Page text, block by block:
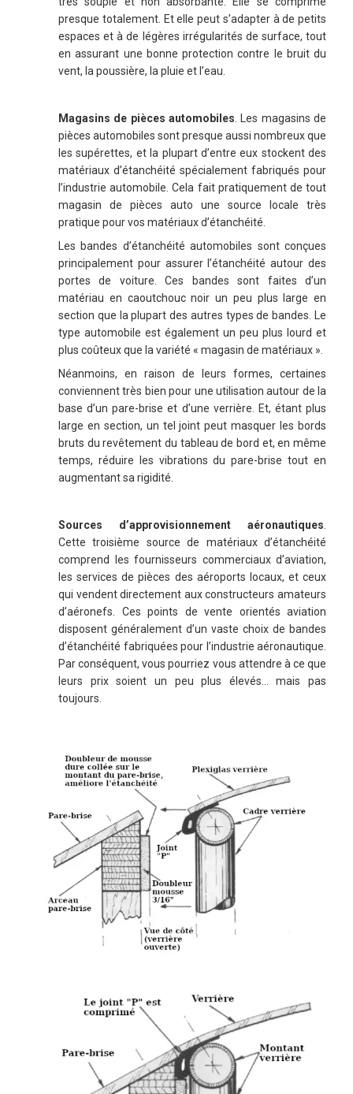
presque totalement. Et elle peut s’adapter à de petits
espaces et à de légères irrégularités de surface, tout
en assurant une bonne protection contre le bruit du
vent, la poussière, la pluie et l’eau.
Magasins de pièces automobiles. Les magasins de
pièces automobiles sont presque aussi nombreux que
les supérettes, et la plupart d’entre eux stockent des
matériaux d’étanchéité spécialement fabriqués pour
l’industrie automobile. Cela fait pratiquement de tout
magasin de pièces auto une source locale très
pratique pour vos matériaux d’étanchéité.
Les bandes d’étanchéité automobiles sont conçues
principalement pour assurer l’étanchéité autour des
portes de voiture. Ces bandes sont faites d’un
matériau en caoutchouc noir un peu plus large en
section que la plupart des autres types de bandes. Le
type automobile est également un peu plus lourd et
plus coûteux que la variété « magasin de matériaux ».
Néanmoins, en raison de leurs formes, certaines
conviennent très bien pour une utilisation autour de la
base d’un pare-brise et d’une verrière. Et, étant plus
large en section, un tel joint peut masquer les bords
bruts du revêtement du tableau de bord et, en même
temps, réduire les vibrations du pare-brise tout en
augmentant sa rigidité.
Sources d’approvisionnement aéronautiques.
Cette troisième source de matériaux d’étanchéité
comprend les fournisseurs commerciaux d’aviation,
les services de pièces des aéroports locaux, et ceux
qui vendent directement aux constructeurs amateurs
d’aéronefs. Ces points de vente orientés aviation
disposent généralement d’un vaste choix de bandes
d’étanchéité fabriquées pour l’industrie aéronautique.
Par conséquent, vous pourriez vous attendre à ce que
leurs prix soient un peu plus élevés… mais pas
toujours.